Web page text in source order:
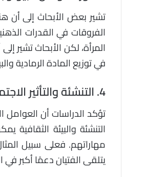
تشير بعض الأبحاث إلى أن
الفروقات في القدرات
المرأة، لكن الأبحاث تشير
في توزيع المادة الرمادية
4. التنشئة والتأثير
تؤكد الدراسات أن العوامل
التنشئة والبيئة
مهاراتهم. فعلى سبيل
يتلقى الفتيان دعمًا أكبر في